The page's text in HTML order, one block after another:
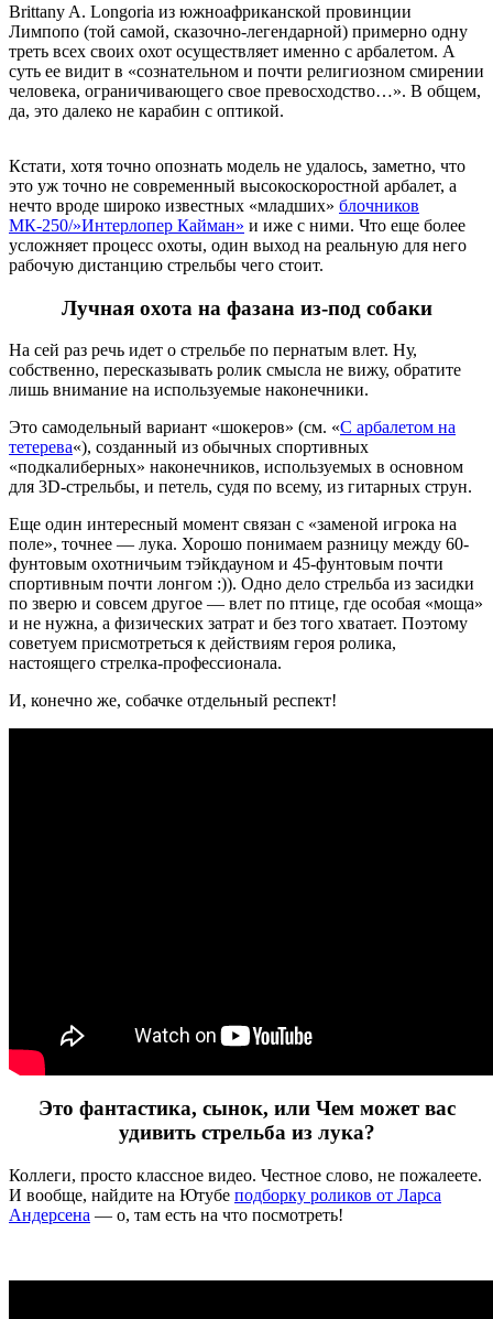
Brittany A. Longoria из южноафриканской провинции
Лимпопо (той самой, сказочно-легендарной) примерно одну
треть всех своих охот осуществляет именно с арбалетом. А
суть ее видит в «сознательном и почти религиозном смирении
человека, ограничивающего свое превосходство…». В общем,
да, это далеко не карабин с оптикой.
Кстати, хотя точно опознать модель не удалось, заметно, что
это уж точно не современный высокоскоростной арбалет, а
нечто вроде широко известных «младших» блочников
МК-250/»Интерлопер Кайман» и иже с ними. Что еще более
усложняет процесс охоты, один выход на реальную для него
рабочую дистанцию стрельбы чего стоит.
Лучная охота на фазана из-под собаки
На сей раз речь идет о стрельбе по пернатым влет. Ну,
собственно, пересказывать ролик смысла не вижу, обратите
лишь внимание на используемые наконечники.
Это самодельный вариант «шокеров» (см. «С арбалетом на
тетерева«), созданный из обычных спортивных
«подкалиберных» наконечников, используемых в основном
для 3D-стрельбы, и петель, судя по всему, из гитарных струн.
Еще один интересный момент связан с «заменой игрока на
поле», точнее — лука. Хорошо понимаем разницу между 60-
фунтовым охотничьим тэйкдауном и 45-фунтовым почти
спортивным почти лонгом :)). Одно дело стрельба из засидки
по зверю и совсем другое — влет по птице, где особая «моща»
и не нужна, а физических затрат и без того хватает. Поэтому
советуем присмотреться к действиям героя ролика,
настоящего стрелка-профессионала.
И, конечно же, собачке отдельный респект!
Это фантастика, сынок, или Чем может вас
удивить стрельба из лука?
Коллеги, просто классное видео. Честное слово, не пожалеете.
И вообще, найдите на Ютубе подборку роликов от Ларса
Андерсена — о, там есть на что посмотреть!